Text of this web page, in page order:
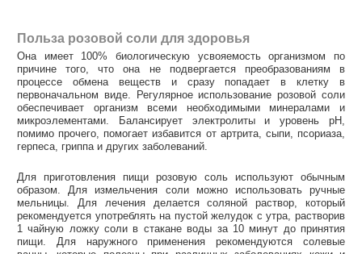
Польза розовой соли для здоровья
Она имеет 100% биологическую усвояемость организмом по
причине того, что она не подвергается преобразованиям в
процессе обмена веществ и сразу попадает в клетку в
первоначальном виде. Регулярное использование розовой соли
обеспечивает организм всеми необходимыми минералами и
микроэлементами. Балансирует электролиты и уровень pH,
помимо прочего, помогает избавится от артрита, сыпи, псориаза,
герпеса, гриппа и других заболеваний.
Для приготовления пищи розовую соль используют обычным
образом. Для измельчения соли можно использовать ручные
мельницы. Для лечения делается соляной раствор, который
рекомендуется употреблять на пустой желудок с утра, растворив
1 чайную ложку соли в стакане воды за 10 минут до принятия
пищи. Для наружного применения рекомендуются солевые